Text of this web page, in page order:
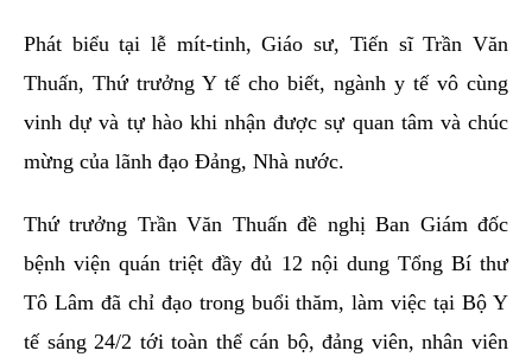
Phát biểu tại lễ mít-tinh, Giáo sư, Tiến sĩ Trần Văn
Thuấn, Thứ trưởng Y tế cho biết, ngành y tế vô cùng
vinh dự và tự hào khi nhận được sự quan tâm và chúc
mừng của lãnh đạo Đảng, Nhà nước.
Thứ trưởng Trần Văn Thuấn đề nghị Ban Giám đốc
bệnh viện quán triệt đầy đủ 12 nội dung Tổng Bí thư
Tô Lâm đã chỉ đạo trong buổi thăm, làm việc tại Bộ Y
tế sáng 24/2 tới toàn thể cán bộ, đảng viên, nhân viên